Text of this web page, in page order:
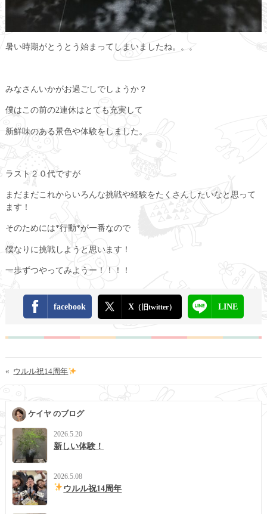
暑い時期がとうとう始まってしまいましたね。。。
みなさんいかがお過ごしでしょうか？
僕はこの前の2連休はとても充実して
新鮮味のある景色や体験をしました。
ラスト２０代ですが
まだまだこれからいろんな挑戦や経験をたくさんしたいなと思って
ます！
そのためには*行動*が一番なので
僕なりに挑戦しようと思います！
一歩ずつやってみようー！！！！
facebook X（旧twitter） LINE
« ウルル祝14周年
ケイヤ のブログ
2026.5.20
新しい体験！
2026.5.08
ウルル祝14周年